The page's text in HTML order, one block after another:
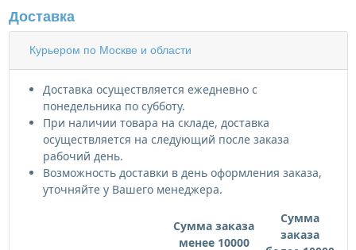
Доставка
Курьером по Москве и области
Доставка осуществляется ежедневно с
понедельника по субботу.
При наличии товара на складе, доставка
осуществляется на следующий после заказа
рабочий день.
Возможность доставки в день оформления заказа,
уточняйте у Вашего менеджера.
Сумма заказа
менее 10000
Сумма
заказа